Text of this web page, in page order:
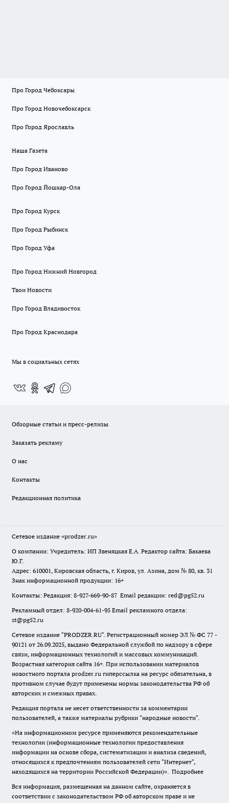
Про Город Чебоксары
Про Город Новочебоксарск
Про Город Ярославль
Наша Газета
Про Город Иваново
Про Город Йошкар-Ола
Про Город Курск
Про Город Рыбинск
Про Город Уфа
Про Город Нижний Новгород
Твои Новости
Про Город Владивосток
Про Город Краснодара
Мы в социальных сетях
Обзорные статьи и пресс-релизы
Заказать рекламу
О нас
Контакты
Редакционная политика
Сетевое издание «prodzer.ru»
О компании: Учредитель: ИП Звеняцкая Е.А. Редактор сайта: Бакаева
Ю.Г.
Адрес: 610001, Кировская область, г. Киров, ул. Азина, дом № 80, кв. 31
Знак информационной продукции: 16+
Контакты: Редакция: 8-927-669-90-87 Email редакции: red@pg52.ru
Рекламный отдел: 8-920-004-61-95 Email рекламного отдела:
st@pg52.ru
Сетевое издание "PRODZER.RU". Регистрационный номер ЭЛ № ФС 77 -
90121 от 26.09.2025, выдано Федеральной службой по надзору в сфере
связи, информационных технологий и массовых коммуникаций.
Возрастная категория сайта 16+. При использовании материалов
новостного портала prodzer.ru гиперссылка на ресурс обязательна, в
противном случае будут применены нормы законодательства РФ об
авторских и смежных правах.
Редакция портала не несет ответственности за комментарии
пользователей, а также материалы рубрики "народные новости".
«На информационном ресурсе применяются рекомендательные
технологии (информационные технологии предоставления
информации на основе сбора, систематизации и анализа сведений,
относящихся к предпочтениям пользователей сети "Интернет",
находящихся на территории Российской Федерации)». Подробнее
Вся информация, размещенная на данном сайте, охраняется в
соответствии с законодательством РФ об авторском праве и не